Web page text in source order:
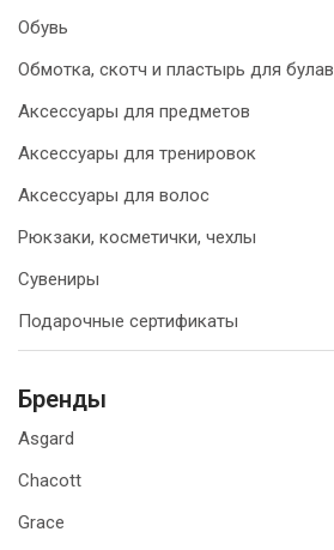
Обувь
Обмотка, скотч и пластырь для булав
Аксессуары для предметов
Аксессуары для тренировок
Аксессуары для волос
Рюкзаки, косметички, чехлы
Сувениры
Подарочные сертификаты
Бренды
Asgard
Chacott
Grace